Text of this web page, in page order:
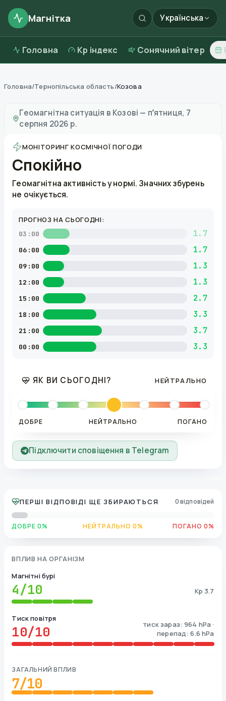
Магнітка Українська
Головна Kp індекс Сонячний вітер
Головна/Тернопільська область/Козова
Геомагнітна ситуація в Козові — пʼятниця, 7
серпня 2026 р.
МОНІТОРИНГ КОСМІЧНОЇ ПОГОДИ
Спокійно
Геомагнітна активність у нормі. Значних збурень
не очікується.
ПРОГНОЗ НА СЬОГОДНІ:
03:00 1.7
06:00 1.7
09:00 1.3
12:00 1.3
15:00 2.7
18:00 3.3
21:00 3.7
00:00 3.3
ЯК ВИ СЬОГОДНІ? НЕЙТРАЛЬНО
ДОБРЕ НЕЙТРАЛЬНО ПОГАНО
Підключити сповіщення в Telegram
ПЕРШІ ВІДПОВІДІ ЩЕ ЗБИРАЮТЬСЯ 0 відповідей
ДОБРЕ 0% НЕЙТРАЛЬНО 0% ПОГАНО 0%
ВПЛИВ НА ОРГАНІЗМ
Магнітні бурі
4/10 Kp 3.7
Тиск повітря
10/10
тиск зараз: 964 hPa ·
перепад: 6.6 hPa
ЗАГАЛЬНИЙ ВПЛИВ
7/10